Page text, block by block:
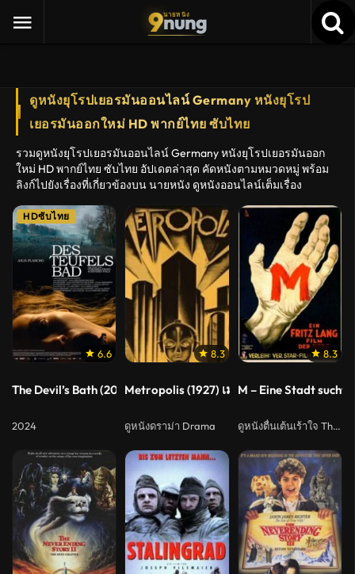
9นายหนัง
nung
ดูหนังยุโรปเยอรมันออนไลน์ Germany หนังยุโรป
เยอรมันออกใหม่ HD พากย์ไทย ซับไทย
รวมดูหนังยุโรปเยอรมันออนไลน์ Germany หนังยุโรปเยอรมันออก
ใหม่ HD พากย์ไทย ซับไทย อัปเดตล่าสุด คัดหนังตามหมวดหมู่ พร้อม
ลิงก์ไปยังเรื่องที่เกี่ยวข้องบน นายหนัง ดูหนังออนไลน์เต็มเรื่อง
6.6
HDซับไทย
The Devil’s Bath (2024) ทางบาปพ้นนรก
2024
8.3
Metropolis (1927) เมโทรโพลิส
ดูหนังดราม่า Drama
8.3
M – Eine Stadt sucht
ดูหนังตื่นเต้นเร้าใจ Thriller